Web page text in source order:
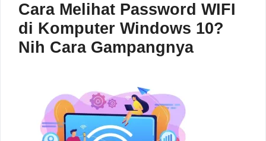
Cara Melihat Password WIFI
di Komputer Windows 10?
Nih Cara Gampangnya